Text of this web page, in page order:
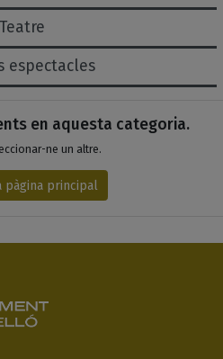
espectacles
Teatre
de la
en aquesta categoria.
ne un altre.
pàgina principal